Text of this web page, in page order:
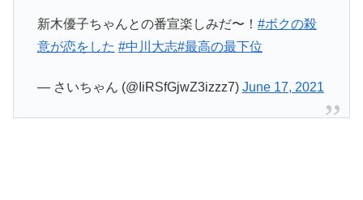
新木優子ちゃんとの番宣楽しみだ〜！ #ボクの殺
意が恋をした #中川大志#最高の最下位
— さいちゃん (@IiRSfGjwZ3izzz7) June 17, 2021